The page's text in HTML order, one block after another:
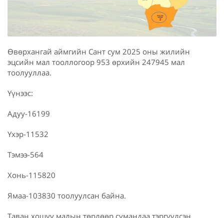
Өвөрхангай аймгийн Сант сум 2025 оны жилийн
эцсийн мал тооллогоор 953 өрхийн 247945 мал
тоолууллаа.
Үүнээс:
Адуу-16199
Үхэр-11532
Тэмээ-564
Хонь-115820
Ямаа-103830 тоолуулсан байна.